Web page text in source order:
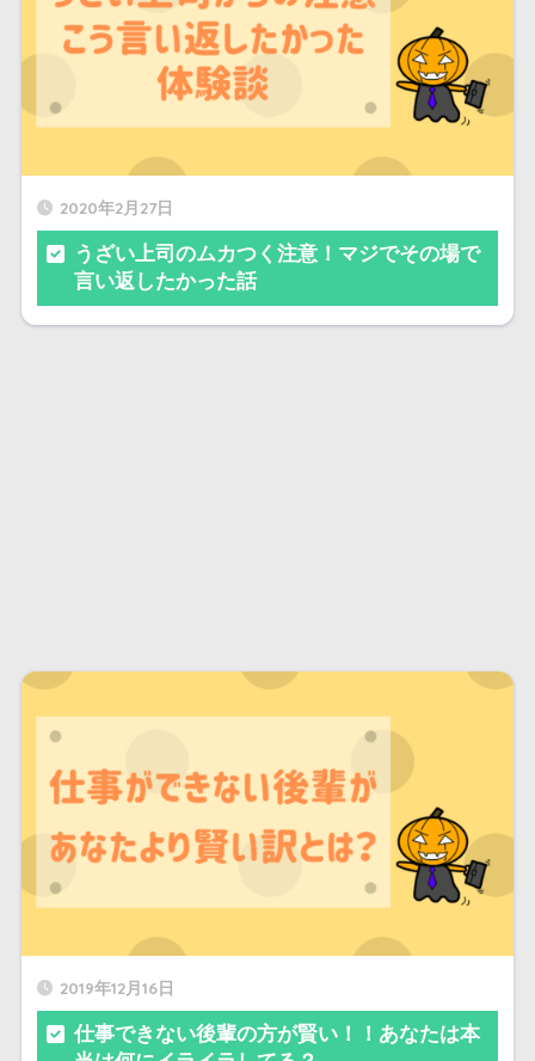
2020年2月27日
うざい上司のムカつく注意！マジでその場で
言い返したかった話
2019年12月16日
仕事できない後輩の方が賢い！！あなたは本